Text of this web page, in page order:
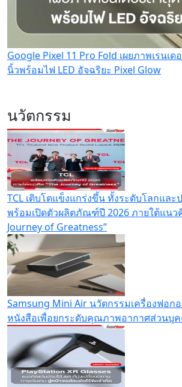
Google Pixel 11 Pro Fold เผยภาพเรนเ
นิ้วพร้อมไฟ LED อัจฉริยะ Pixel Glow
นวัตกรรม
TCL เติบโตแข็งแกร่งขึ้น ทั้งระดับโลกและ
พร้อมเปิดตัวผลิตภัณฑ์ปี 2026 ภายใต้แนว
Journey of Greatness”
Samsung Mini Air นวัตกรรมเครื่องฟอก
หนังสือเพื่อยกระดับคุณภาพอากาศส่วนบุ